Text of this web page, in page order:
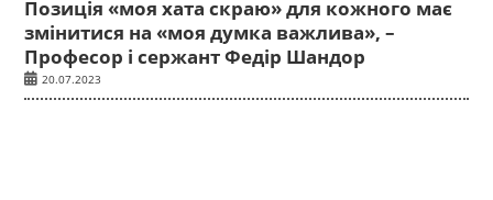
Позиція «моя хата скраю» для кожного має
змінитися на «моя думка важлива», –
Професор і сержант Федір Шандор
20.07.2023